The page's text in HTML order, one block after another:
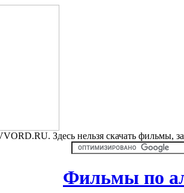
Здесь нельзя скачать
Фильмы по